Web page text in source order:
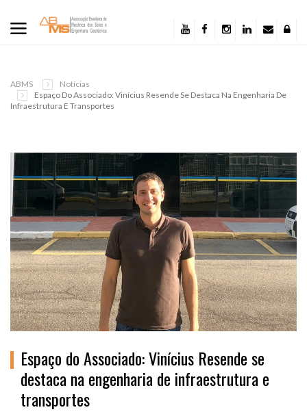
ABMS
Notícias
Espaço Do Associado: Vinícius Resende Se Destaca Na Engenharia De
Infraestrutura E Transportes
Espaço do Associado: Vinícius Resende se
destaca na engenharia de infraestrutura e
transportes